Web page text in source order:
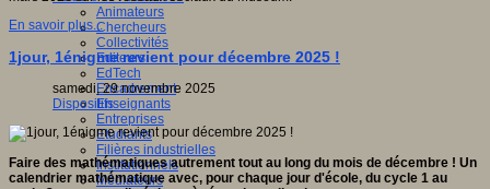
Animateurs
Chercheurs
Collectivités
Editeurs
EdTech
Encadrement
Enseignants
Entreprises
Etudiants
Filières industrielles
Institutionnels
Médiateurs
En savoir plus...
1jour, 1énigme revient pour décembre 2025 !
samedi, 29 novembre 2025
Dispositifs
Faire des mathématiques autrement tout au long du mois de décembre ! Un
calendrier mathématique avec, pour chaque jour d'école, du cycle 1 au